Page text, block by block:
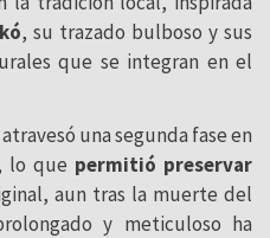
, su trazado bulboso y sus
que se integran en el
una segunda fase en
lo que permitió preservar
aun tras la muerte del
y meticuloso ha